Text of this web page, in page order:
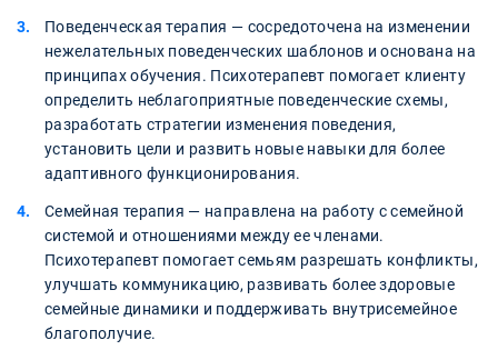
Поведенческая терапия — сосредоточена на изменении
нежелательных поведенческих шаблонов и основана на
принципах обучения. Психотерапевт помогает клиенту
определить неблагоприятные поведенческие схемы,
разработать стратегии изменения поведения,
установить цели и развить новые навыки для более
адаптивного функционирования.
Семейная терапия — направлена на работу с семейной
системой и отношениями между ее членами.
Психотерапевт помогает семьям разрешать конфликты,
улучшать коммуникацию, развивать более здоровые
семейные динамики и поддерживать внутрисемейное
благополучие.